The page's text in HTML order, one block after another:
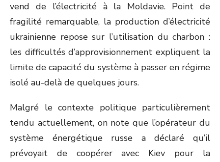
vend de l’électricité à la Moldavie. Point de
fragilité remarquable, la production d’électricité
ukrainienne repose sur l’utilisation du charbon :
les difficultés d’approvisionnement expliquent la
limite de capacité du système à passer en régime
isolé au-delà de quelques jours.
Malgré le contexte politique particulièrement
tendu actuellement, on note que l’opérateur du
système énergétique russe a déclaré qu’il
prévoyait de coopérer avec Kiev pour la